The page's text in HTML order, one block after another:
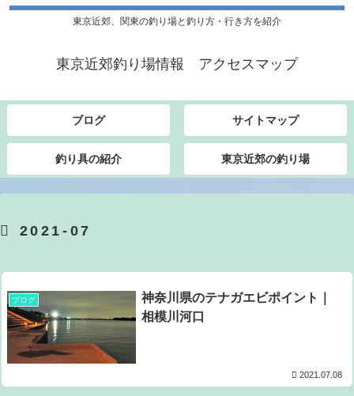
東京近郊、関東の釣り場と釣り方・行き方を紹介
東京近郊釣り場情報 アクセスマップ
ブログ サイトマップ
釣り具の紹介 東京近郊の釣り場
2021-07
ブログ
神奈川県のテナガエビポイント｜
相模川河口
2021.07.08